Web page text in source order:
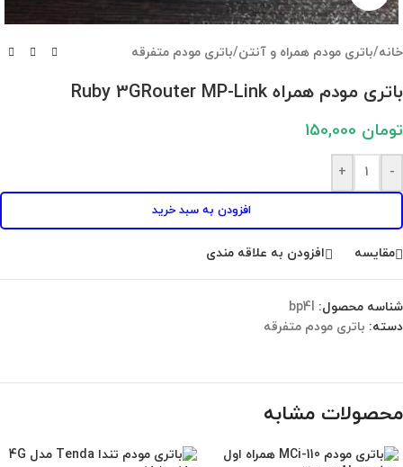
خانه/باتری مودم همراه و آنتن/باتری مودم متفرقه
باتری مودم همراه Ruby 3GRouter MP-Link
تومان
-
+
افزودن به سبد خرید
مقايسه افزودن به علاقه مندی
شناسه محصول: bp4l
دسته: باتری مودم متفرقه
محصولات مشابه